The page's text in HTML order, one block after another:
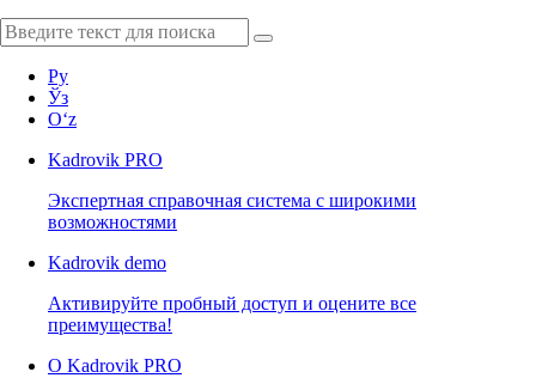
Ру
Ўз
Oʻz
Kadrovik PRO
Экспертная справочная система с широкими
возможностями
Kadrovik demo
Активируйте пробный доступ и оцените все
преимущества!
О Kadrovik PRO